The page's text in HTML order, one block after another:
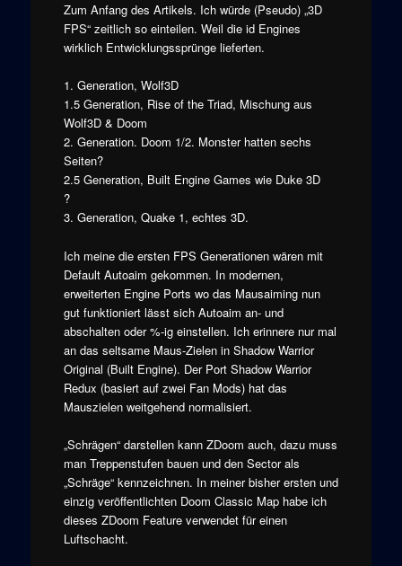
Zum Anfang des Artikels. Ich würde (Pseudo) „3D
FPS“ zeitlich so einteilen. Weil die id Engines
wirklich Entwicklungssprünge lieferten.
1. Generation, Wolf3D
1.5 Generation, Rise of the Triad, Mischung aus
Wolf3D & Doom
2. Generation. Doom 1/2. Monster hatten sechs
Seiten?
2.5 Generation, Built Engine Games wie Duke 3D
?
3. Generation, Quake 1, echtes 3D.
Ich meine die ersten FPS Generationen wären mit
Default Autoaim gekommen. In modernen,
erweiterten Engine Ports wo das Mausaiming nun
gut funktioniert lässt sich Autoaim an- und
abschalten oder %-ig einstellen. Ich erinnere nur mal
an das seltsame Maus-Zielen in Shadow Warrior
Original (Built Engine). Der Port Shadow Warrior
Redux (basiert auf zwei Fan Mods) hat das
Mauszielen weitgehend normalisiert.
„Schrägen“ darstellen kann ZDoom auch, dazu muss
man Treppenstufen bauen und den Sector als
„Schräge“ kennzeichnen. In meiner bisher ersten und
einzig veröffentlichten Doom Classic Map habe ich
dieses ZDoom Feature verwendet für einen
Luftschacht.